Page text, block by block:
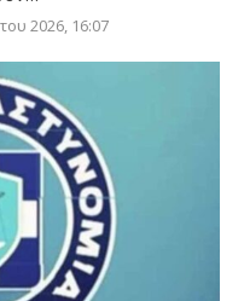
2026, 16:07